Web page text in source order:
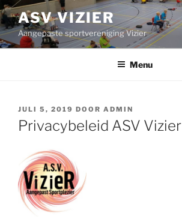
Ga
naar
de
inhoud
ASV VIZIER
Aangepaste sportvereniging Vizier
Menu
GEPLAATST
OP
JULI 5, 2019 DOOR ADMIN
Privacybeleid ASV Vizier